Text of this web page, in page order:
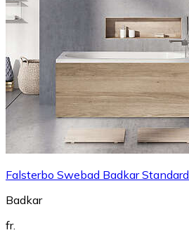
Falsterbo Swebad Badkar
Badkar
fr.